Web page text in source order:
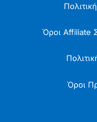
Όροι Affiliate
Όροι